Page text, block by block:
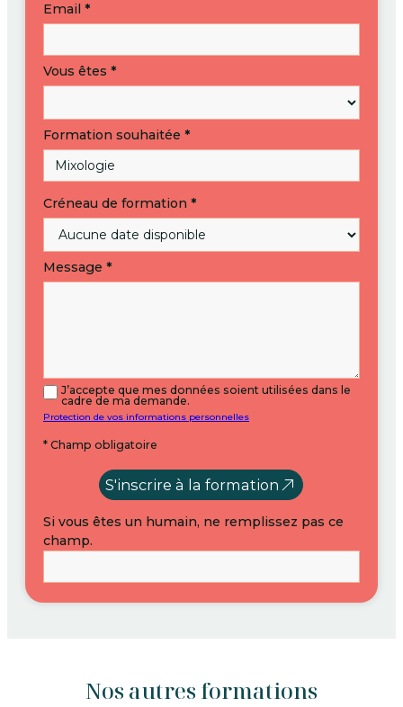
Email *
Vous êtes *
Formation souhaitée *
Créneau de formation *
Message *
J’accepte que mes données soient utilisées dans le
cadre de ma demande.
Protection de vos informations personnelles
* Champ obligatoire
S'inscrire à la formation
Si vous êtes un humain, ne remplissez pas ce
champ.
Nos autres formations